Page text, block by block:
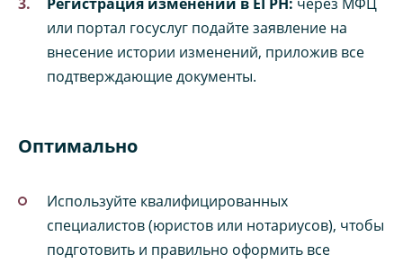
или портал госуслуг подайте заявление на
внесение истории изменений, приложив все
подтверждающие документы.
Оптимально
Используйте квалифицированных
специалистов (юристов или нотариусов), чтобы
подготовить и правильно оформить все